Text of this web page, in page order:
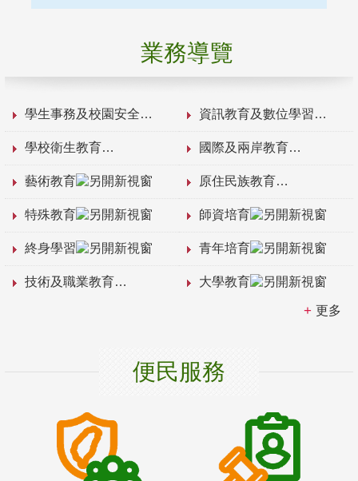
業務導覽
學生事務及校園安全 資訊教育及數位學習
學校衛生教育 國際及兩岸教育
藝術教育 原住民族教育
特殊教育 師資培育
終身學習 青年培育
技術及職業教育 大學教育
更多
便民服務